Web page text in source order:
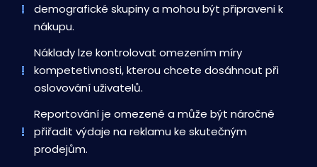
demografické skupiny a mohou být připraveni k
nákupu.
Náklady lze kontrolovat omezením míry
kompetetivnosti, kterou chcete dosáhnout při
oslovování uživatelů.
Reportování je omezené a může být náročné
přiřadit výdaje na reklamu ke skutečným
prodejům.